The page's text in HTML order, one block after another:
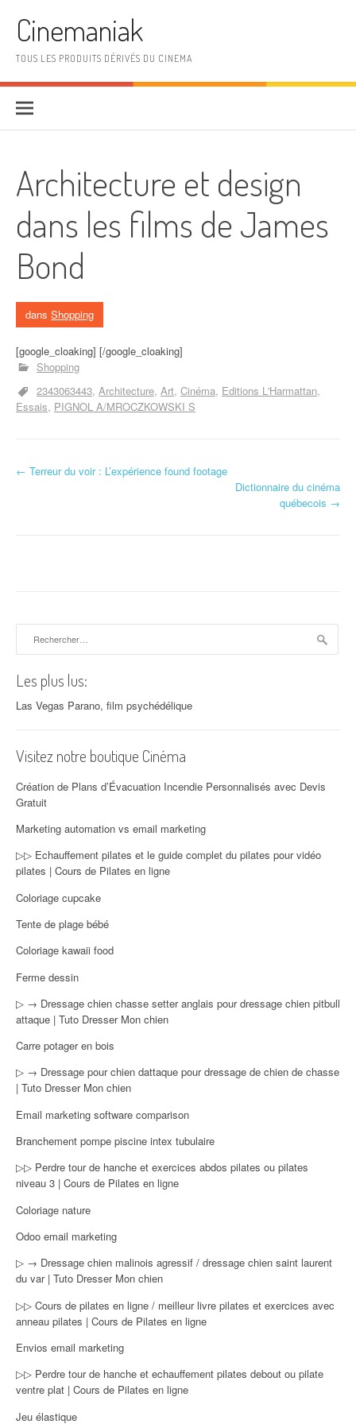
Cinemaniak
TOUS LES PRODUITS DÉRIVÉS DU CINEMA
Architecture et design
dans les films de James
Bond
dans Shopping
[google_cloaking] [/google_cloaking]
Shopping
2343063443 Architecture Art Cinéma Editions L'Harmattan
Essais PIGNOL A/MROCZKOWSKI S
Navigation d'article
← Terreur du voir : L’expérience found footage
Dictionnaire du cinéma
québecois →
Les plus lus:
Las Vegas Parano, film psychédélique
Visitez notre boutique Cinéma
Création de Plans d’Évacuation Incendie Personnalisés avec Devis
Gratuit
Marketing automation vs email marketing
▷▷ Echauffement pilates et le guide complet du pilates pour vidéo
pilates | Cours de Pilates en ligne
Coloriage cupcake
Tente de plage bébé
Coloriage kawaii food
Ferme dessin
▷ → Dressage chien chasse setter anglais pour dressage chien pitbull
attaque | Tuto Dresser Mon chien
Carre potager en bois
▷ → Dressage pour chien dattaque pour dressage de chien de chasse
| Tuto Dresser Mon chien
Email marketing software comparison
Branchement pompe piscine intex tubulaire
▷▷ Perdre tour de hanche et exercices abdos pilates ou pilates
niveau 3 | Cours de Pilates en ligne
Coloriage nature
Odoo email marketing
▷ → Dressage chien malinois agressif / dressage chien saint laurent
du var | Tuto Dresser Mon chien
▷▷ Cours de pilates en ligne / meilleur livre pilates et exercices avec
anneau pilates | Cours de Pilates en ligne
Envios email marketing
▷▷ Perdre tour de hanche et echauffement pilates debout ou pilate
ventre plat | Cours de Pilates en ligne
Jeu élastique